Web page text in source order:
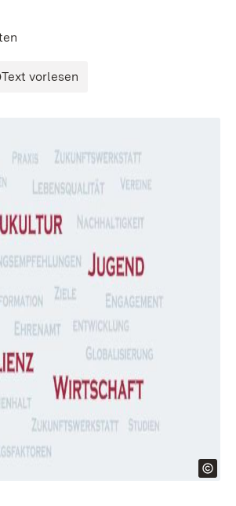
Text vorlesen